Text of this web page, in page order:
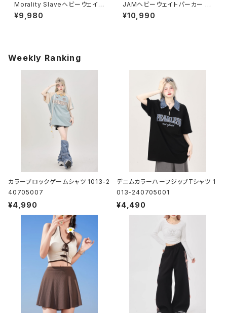
Morality Slaveヘビーウェイト
スウェットシャツ 1014-230221
230
¥9,980
JAMヘビーウェイトパーカー 10
14-230221227
¥10,990
Weekly Ranking
カラーブロックゲームシャツ 1013-2
40705007
¥4,990
デニムカラーハーフジップTシャツ 1
013-240705001
¥4,490